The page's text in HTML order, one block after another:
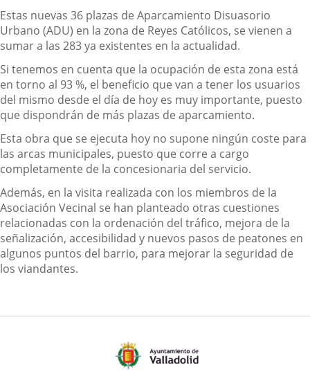
Estas nuevas 36 plazas de Aparcamiento Disuasorio
Urbano (ADU) en la zona de Reyes Católicos, se vienen a
sumar a las 283 ya existentes en la actualidad.
Si tenemos en cuenta que la ocupación de esta zona está
en torno al 93 %, el beneficio que van a tener los usuarios
del mismo desde el día de hoy es muy importante, puesto
que dispondrán de más plazas de aparcamiento.
Esta obra que se ejecuta hoy no supone ningún coste para
las arcas municipales, puesto que corre a cargo
completamente de la concesionaria del servicio.
Además, en la visita realizada con los miembros de la
Asociación Vecinal se han planteado otras cuestiones
relacionadas con la ordenación del tráfico, mejora de la
señalización, accesibilidad y nuevos pasos de peatones en
algunos puntos del barrio, para mejorar la seguridad de
los viandantes.